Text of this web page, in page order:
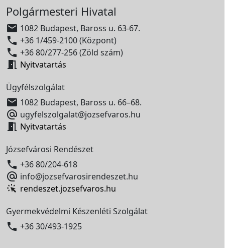
Polgármesteri Hivatal
 1082 Budapest, Baross u. 63-67.
 +36 1/459-2100 (Központ)
 +36 80/277-256 (Zöld szám)
 Nyitvatartás
Ügyfélszolgálat
 1082 Budapest, Baross u. 66–68.
 ugyfelszolgalat@jozsefvaros.hu
 Nyitvatartás
Józsefvárosi Rendészet
 +36 80/204-618
 info@jozsefvarosirendeszet.hu
rendeszet.jozsefvaros.hu
Gyermekvédelmi Készenléti Szolgálat
 +36 30/493-1925